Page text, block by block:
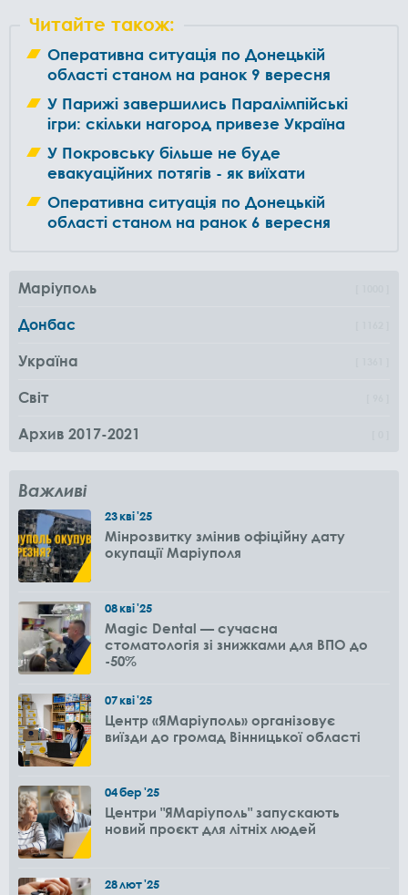
Читайте також:
Оперативна ситуація по Донецькій
області станом на ранок 9 вересня
У Парижі завершились Паралімпійські
ігри: скільки нагород привезе Україна
У Покровську більше не буде
евакуаційних потягів - як виїхати
Оперативна ситуація по Донецькій
області станом на ранок 6 вересня
Маріуполь
Донбас
Україна
Світ
Архив 2017-2021
Важливі
23кві'25
Мінрозвитку змінив офіційну дату
окупації Маріуполя
08кві'25
Magic Dental — сучасна
стоматологія зі знижками для ВПО до
-50%
07кві'25
Центр «ЯМаріуполь» організовує
виїзди до громад Вінницької області
04бер'25
Центри "ЯМаріуполь" запускають
новий проєкт для літніх людей
28лют'25